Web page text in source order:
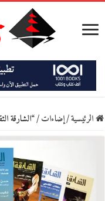
الرئيسية/إضاءات/“الشارقة